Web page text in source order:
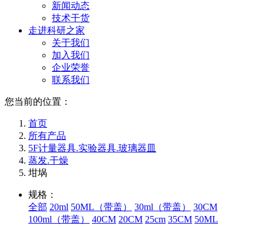
新闻动态
技术干货
走进科研之家
关于我们
加入我们
企业荣誉
联系我们
您当前的位置：
首页
所有产品
5F计量器具.实验器具.玻璃器皿
蒸发.干燥
坩埚
规格：
全部 20ml 50ML（带盖） 30ml（带盖）
30CM
100ml（带盖）
40CM 20CM 25cm 35CM 50ML